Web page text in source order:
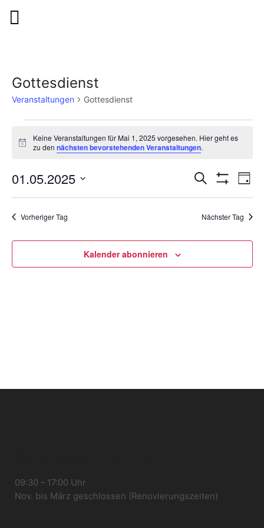
Gottesdienst
Veranstaltungen Gottesdienst
Hinweis
Keine Veranstaltungen für Mai 1, 2025 vorgesehen. Hier geht es
zu den nächsten bevorstehenden Veranstaltungen.
Ansichten,
Navigation
Suche
Anzeigen
Tag
01.05.2025
Vorheriger Tag Nächster Tag
Kalender abonnieren
09:30 – 17:00 Uhr
Nov. bis März geschlossen (Renovierungszeiten)